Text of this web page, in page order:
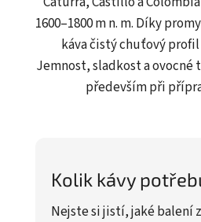
1600–1800 m n. m. Díky
káva čistý chuťový profil
Jemnost, sladkost a ovocné
především při
Kolik kávy
Nejste si jistí, jaké balení